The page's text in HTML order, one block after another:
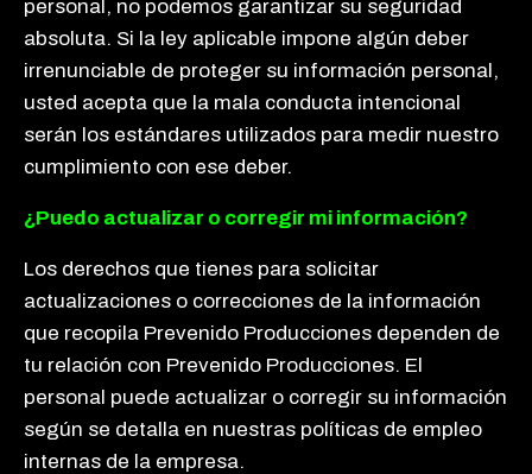
personal, no podemos garantizar su seguridad
absoluta. Si la ley aplicable impone algún deber
irrenunciable de proteger su información personal,
usted acepta que la mala conducta intencional
serán los estándares utilizados para medir nuestro
cumplimiento con ese deber.
¿Puedo actualizar o corregir mi información?
Los derechos que tienes para solicitar
actualizaciones o correcciones de la información
que recopila Prevenido Producciones dependen de
tu relación con Prevenido Producciones. El
personal puede actualizar o corregir su información
según se detalla en nuestras políticas de empleo
internas de la empresa.